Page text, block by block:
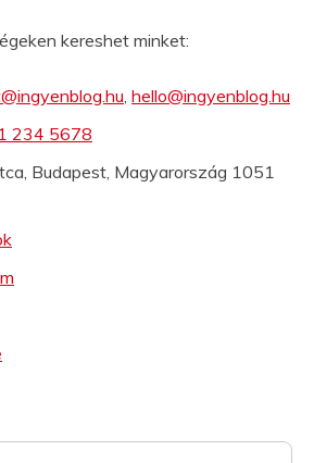
kereshet minket:
hello@ingyenblog.hu
234 5678
Budapest, Magyarország 1051